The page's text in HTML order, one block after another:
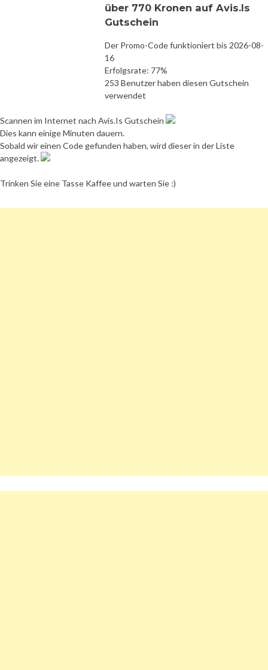
über 770 Kronen auf Avis.Is
Gutschein
Der Promo-Code funktioniert bis 2026-08-
16
Erfolgsrate: 77%
253 Benutzer haben diesen Gutschein
verwendet
Scannen im Internet nach Avis.Is Gutschein
Dies kann einige Minuten dauern.
Sobald wir einen Code gefunden haben, wird dieser in der Liste
angezeigt.
Trinken Sie eine Tasse Kaffee und warten Sie :)